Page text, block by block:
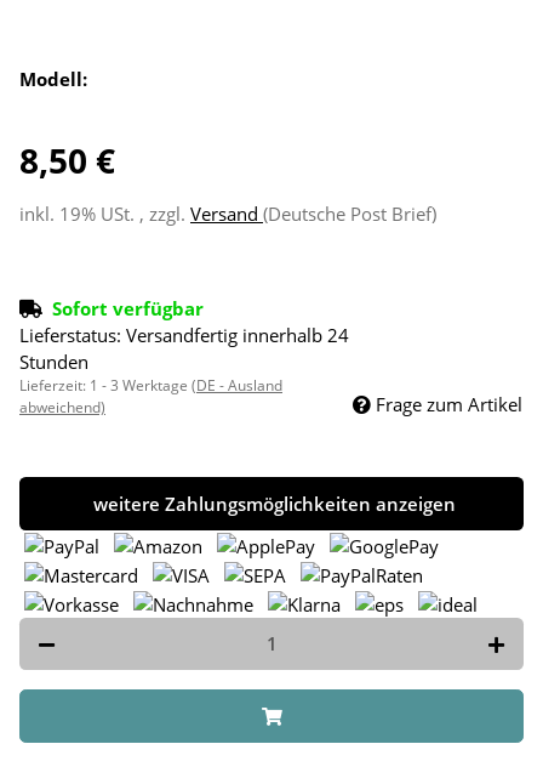
Modell:
8,50 €
inkl. 19% USt. , zzgl. Versand (Deutsche Post Brief)
Sofort verfügbar
Lieferstatus: Versandfertig innerhalb 24
Stunden
Lieferzeit: 1 - 3 Werktage (DE - Ausland
abweichend)
Frage zum Artikel
weitere Zahlungsmöglichkeiten anzeigen